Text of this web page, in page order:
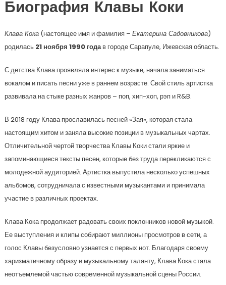
Биография Клавы Коки
Клава Кока(настоящее имя и фамилия – Екатерина Садовникова)
родилась 21 ноября 1990 годав городе Сарапуле, Ижевская область.
С детства Клава проявляла интерес к музыке, начала заниматься
вокалом и писать песни уже в раннем возрасте. Свой стиль артистка
развивала на стыке разных жанров – поп, хип-хоп, рэп и R&B.
В 2018 году Клава прославилась песней «Зая», которая стала
настоящим хитом и заняла высокие позиции в музыкальных чартах.
Отличительной чертой творчества Клавы Коки стали яркие и
запоминающиеся тексты песен, которые без труда перекликаются с
молодежной аудиторией. Артистка выпустила несколько успешных
альбомов, сотрудничала с известными музыкантами и принимала
участие в различных проектах.
Клава Кока продолжает радовать своих поклонников новой музыкой.
Ее выступления и клипы собирают миллионы просмотров в сети, а
голос Клавы безусловно узнается с первых нот. Благодаря своему
харизматичному образу и музыкальному таланту, Клава Кока стала
неотъемлемой частью современной музыкальной сцены России.